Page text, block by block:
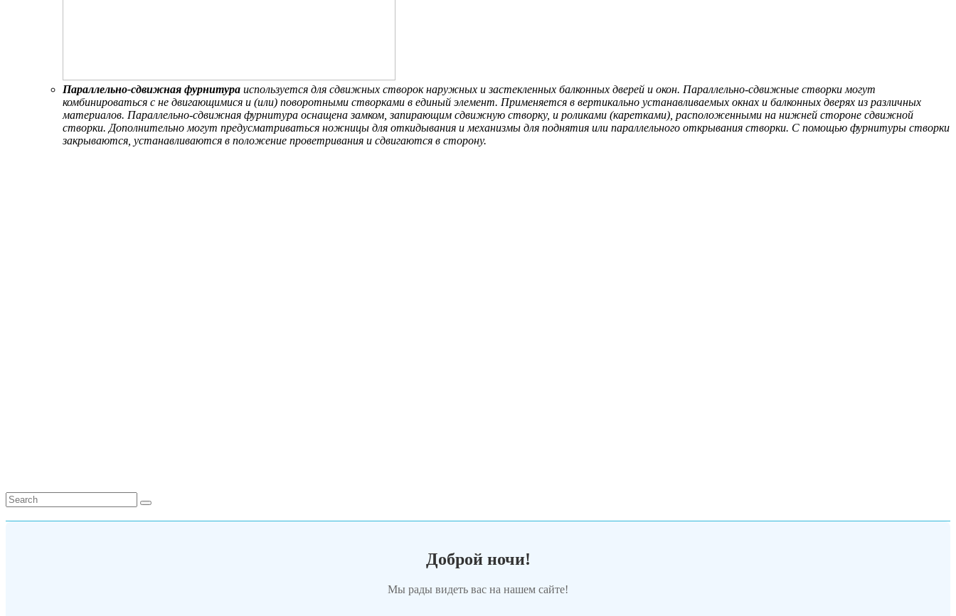
Параллельно-сдвижная фурнитура используется для сдвижных створок наружных и застекленных балконных дверей и окон. Параллельно-сдвижные створки могут
комбинироваться с не двигающимися и (или) поворотными створками в единый элемент. Применяется в вертикально устанавливаемых окнах и балконных дверях из различных
материалов. Параллельно-сдвижная фурнитура оснащена замком, запирающим сдвижную створку, и роликами (каретками), расположенными на нижней стороне сдвижной
створки. Дополнительно могут предусматриваться ножницы для откидывания и механизмы для поднятия или параллельного открывания створки. С помощью фурнитуры створки
закрываются, устанавливаются в положение проветривания и сдвигаются в сторону.
Доброй ночи!
Мы рады видеть вас на нашем сайте!